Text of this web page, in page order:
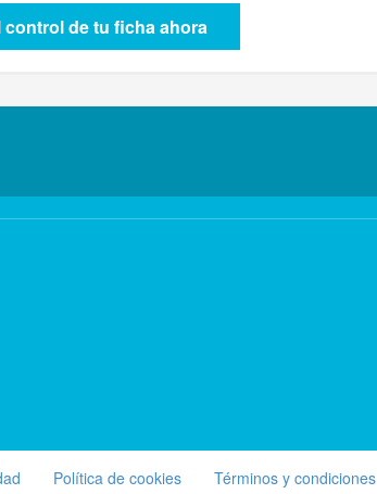
control de tu ficha ahora
Política de cookies Términos y condiciones